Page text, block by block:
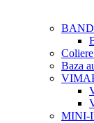
Baza
MINI-